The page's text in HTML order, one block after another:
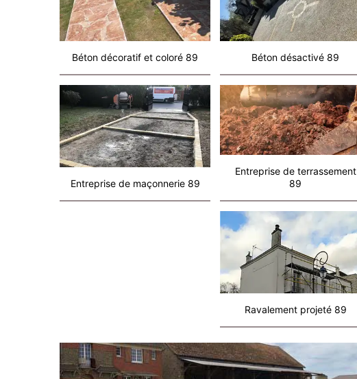
Béton décoratif et coloré 89 Béton désactivé 89
Entreprise de maçonnerie 89
Entreprise de terrassement
89
Ravalement projeté 89